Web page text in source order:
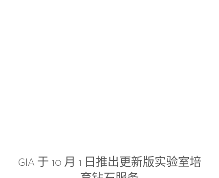
GIA 于 10 月 1 日推出更新版实验室培